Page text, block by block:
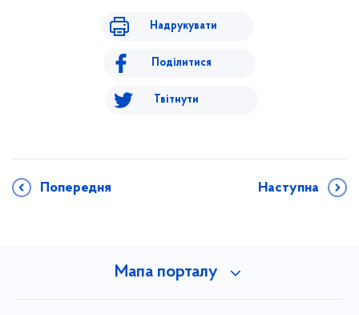
Надрукувати
Поділитися
Твітнути
Попередня Наступна
Мапа порталу